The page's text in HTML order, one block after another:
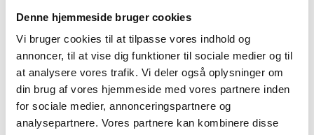
Denne hjemmeside bruger cookies
Vi bruger cookies til at tilpasse vores indhold og
annoncer, til at vise dig funktioner til sociale medier og til
at analysere vores trafik. Vi deler også oplysninger om
din brug af vores hjemmeside med vores partnere inden
for sociale medier, annonceringspartnere og
analysepartnere. Vores partnere kan kombinere disse